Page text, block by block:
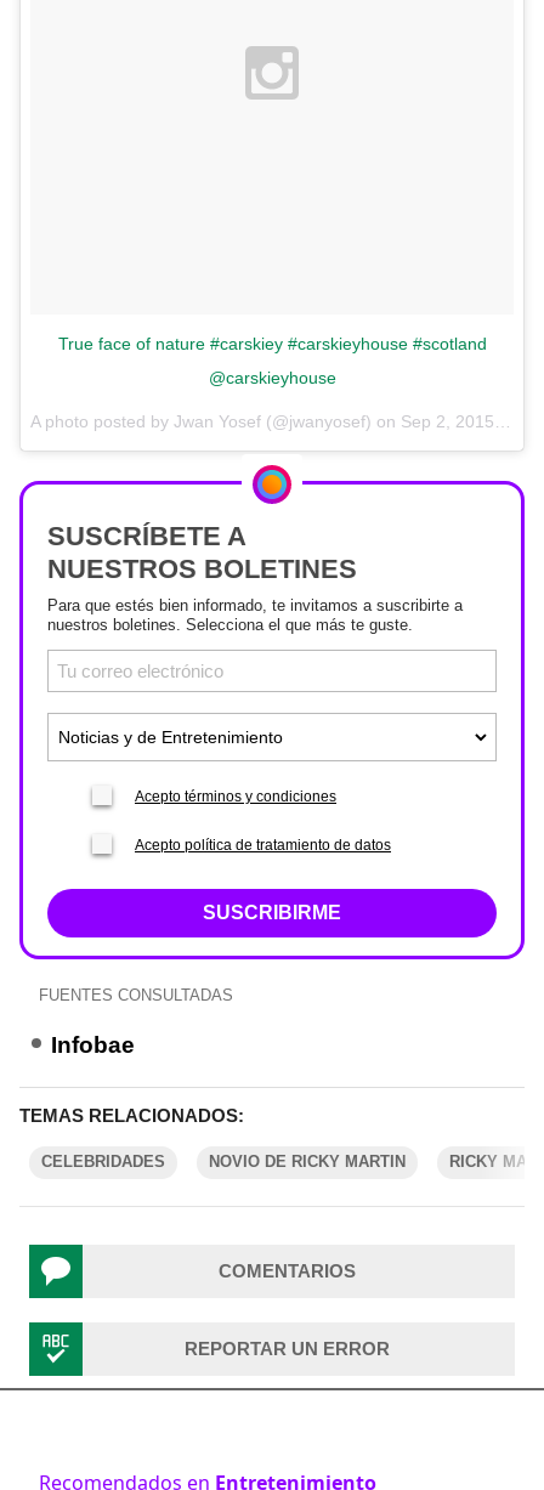
True face of nature #carskiey #carskieyhouse #scotland
@carskieyhouse
A photo posted by Jwan Yosef (@jwanyosef) on Sep 2, 2015 at 3:25am PDT
SUSCRÍBETE A
NUESTROS BOLETINES
Para que estés bien informado, te invitamos a suscribirte a
nuestros boletines. Selecciona el que más te guste.
Acepto términos y condiciones
Acepto política de tratamiento de datos
SUSCRIBIRME
FUENTES CONSULTADAS
Infobae
TEMAS RELACIONADOS:
CELEBRIDADES NOVIO DE RICKY MARTIN RICKY
COMENTARIOS
REPORTAR UN ERROR
Recomendados en Entretenimiento